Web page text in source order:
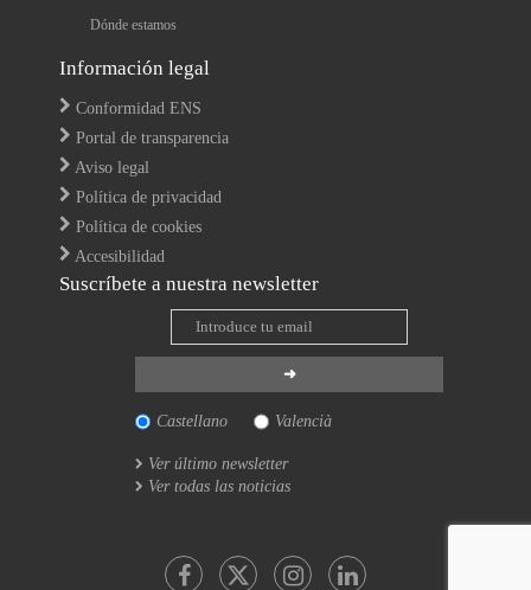
Dónde estamos
Información legal
Conformidad ENS
Portal de transparencia
Aviso legal
Política de privacidad
Política de cookies
Accesibilidad
Suscríbete a nuestra newsletter
Castellano Valencià
Ver último newsletter
Ver todas las noticias